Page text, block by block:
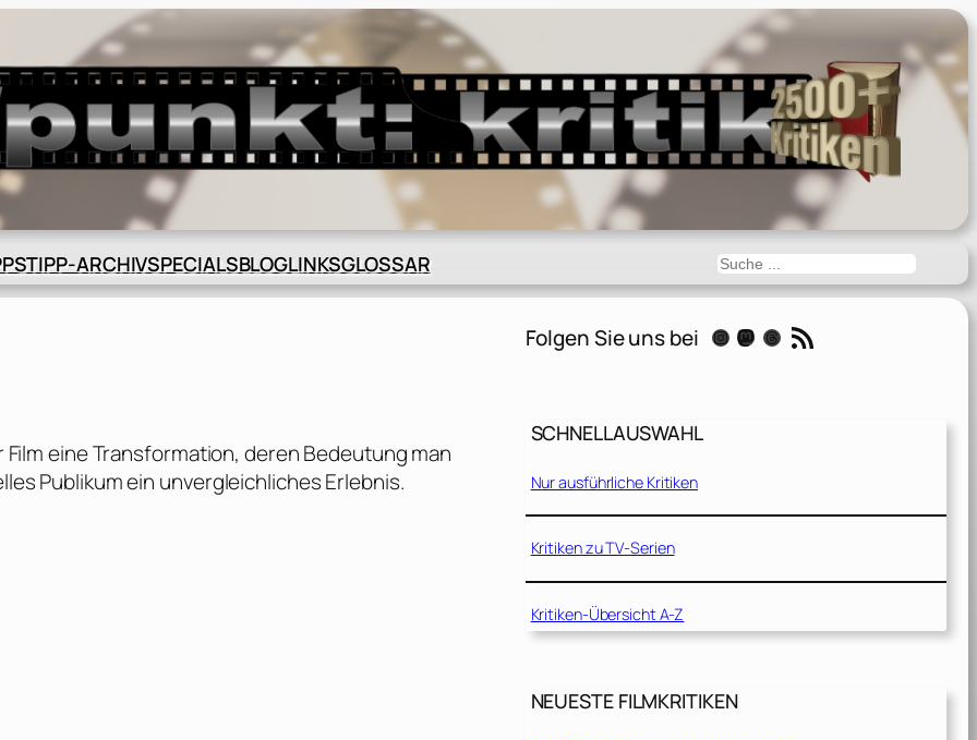
TIPP-ARCHIVSPECIALSBLOGLINKSGLOSSAR Suchen
eine Transformation, deren Bedeutung man
Publikum ein unvergleichliches Erlebnis.
Folgen Sie uns bei Instagram Mastodon Threads RSS-Feed
SCHNELLAUSWAHL
Nur ausführliche Kritiken
Kritiken zu TV-Serien
Kritiken-Übersicht A-Z
NEUESTE FILMKRITIKEN